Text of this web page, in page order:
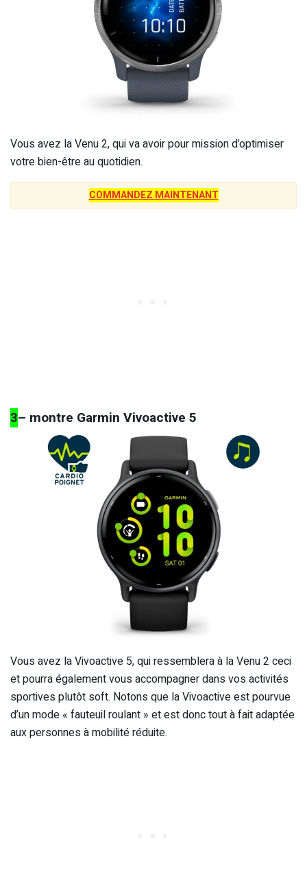
Vous avez la Venu 2, qui va avoir pour mission d’optimiser
votre bien-être au quotidien.
COMMANDEZ MAINTENANT
3– montre Garmin Vivoactive 5
Vous avez la Vivoactive 5, qui ressemblera à la Venu 2 ceci
et pourra également vous accompagner dans vos activités
sportives plutôt soft. Notons que la Vivoactive est pourvue
d’un mode « fauteuil roulant » et est donc tout à fait adaptée
aux personnes à mobilité réduite.